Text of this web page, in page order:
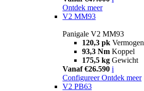
Ontdek meer
V2 MM93
Panigale V2 MM93
120,3 pk Vermogen
93,3 Nm Koppel
175,5 kg Gewicht
Vanaf €26.590 i
Configureer Ontdek meer
V2 PB63